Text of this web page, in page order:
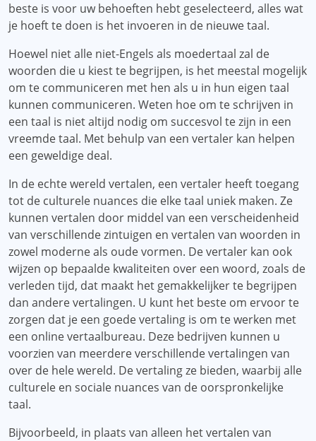
beste is voor uw behoeften hebt geselecteerd, alles wat
je hoeft te doen is het invoeren in de nieuwe taal.
Hoewel niet alle niet-Engels als moedertaal zal de
woorden die u kiest te begrijpen, is het meestal mogelijk
om te communiceren met hen als u in hun eigen taal
kunnen communiceren. Weten hoe om te schrijven in
een taal is niet altijd nodig om succesvol te zijn in een
vreemde taal. Met behulp van een vertaler kan helpen
een geweldige deal.
In de echte wereld vertalen, een vertaler heeft toegang
tot de culturele nuances die elke taal uniek maken. Ze
kunnen vertalen door middel van een verscheidenheid
van verschillende zintuigen en vertalen van woorden in
zowel moderne als oude vormen. De vertaler kan ook
wijzen op bepaalde kwaliteiten over een woord, zoals de
verleden tijd, dat maakt het gemakkelijker te begrijpen
dan andere vertalingen. U kunt het beste om ervoor te
zorgen dat je een goede vertaling is om te werken met
een online vertaalbureau. Deze bedrijven kunnen u
voorzien van meerdere verschillende vertalingen van
over de hele wereld. De vertaling ze bieden, waarbij alle
culturele en sociale nuances van de oorspronkelijke
taal.
Bijvoorbeeld, in plaats van alleen het vertalen van